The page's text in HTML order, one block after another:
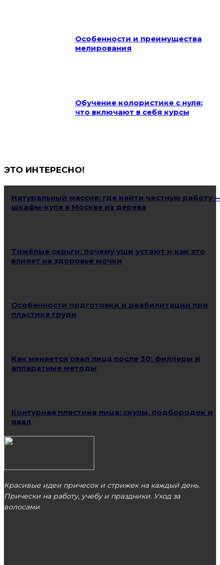
Особенности и преимущества
мелирования
Обучение колористике с нуля:
что включают в себя курсы
ЭТО ИНТЕРЕСНО!
Натуральный массив: где найти честную работу
шкафы-купе в Москве из дерева
Тяжёлые серьги: почему уши устают и как это
влияет на здоровье мочки
Особенности подготовки и реабилитации при
пластике груди
Как меняется овал лица после 30: филлеры и
аппаратные методы
Контурная пластика лица: скулы, подбородок и
овал
Красивые идеи причесок и стрижек на каждый день.
Прически на работу, учебу и праздники. Уход за
волосами